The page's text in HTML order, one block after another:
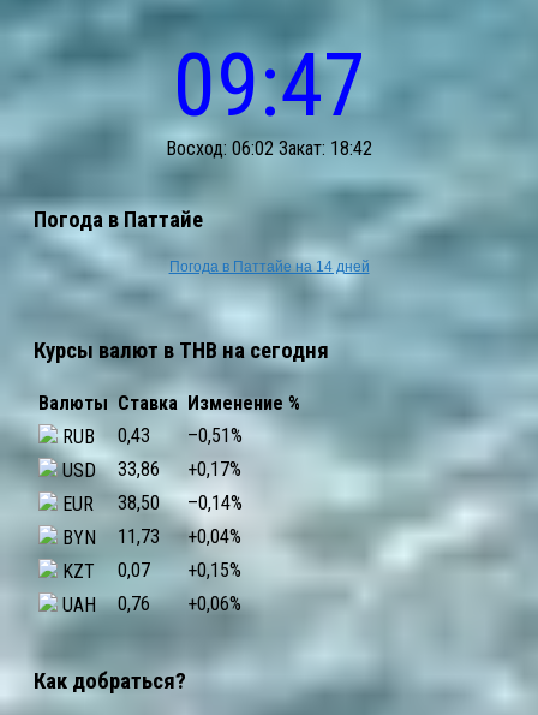
09:47
Восход: 06:02 Закат: 18:42
Погода в Паттайе
Погода в Паттайе на 14 дней
Курсы валют в THB на сегодня
Валюты Ставка Изменение %
RUB
0,43 –0,51%
USD
33,86 +0,17%
EUR
38,50 –0,14%
BYN
11,73 +0,04%
KZT
0,07 +0,15%
UAH
0,76 +0,06%
Как добраться?